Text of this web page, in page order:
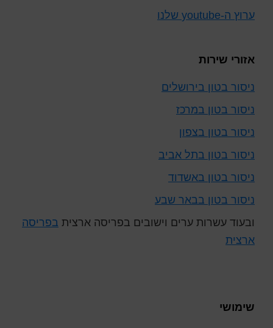
ערוץ ה-youtube שלנו
אזורי שירות
ניסור בטון בירושלים
ניסור בטון במרכז
ניסור בטון בצפון
ניסור בטון בתל אביב
ניסור בטון באשדוד
ניסור בטון בבאר שבע
ובעוד עשרות ערים וישובים בפריסה ארצית בפריסה
ארצית
שימושי